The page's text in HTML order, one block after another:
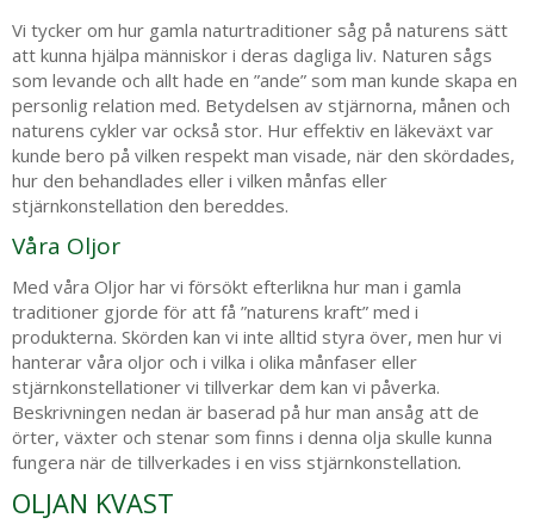
Vi tycker om hur gamla naturtraditioner såg på naturens sätt
att kunna hjälpa människor i deras dagliga liv. Naturen sågs
som levande och allt hade en ”ande” som man kunde skapa en
personlig relation med. Betydelsen av stjärnorna, månen och
naturens cykler var också stor. Hur effektiv en läkeväxt var
kunde bero på vilken respekt man visade, när den skördades,
hur den behandlades eller i vilken månfas eller
stjärnkonstellation den bereddes.
Våra Oljor
Med våra Oljor har vi försökt efterlikna hur man i gamla
traditioner gjorde för att få ”naturens kraft” med i
produkterna. Skörden kan vi inte alltid styra över, men hur vi
hanterar våra oljor och i vilka i olika månfaser eller
stjärnkonstellationer vi tillverkar dem kan vi påverka.
Beskrivningen nedan är baserad på hur man ansåg att de
örter, växter och stenar som finns i denna olja skulle kunna
fungera när de tillverkades i en viss stjärnkonstellation.
OLJAN KVAST